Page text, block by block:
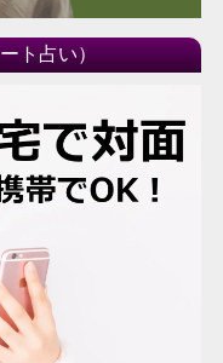
ト占い）